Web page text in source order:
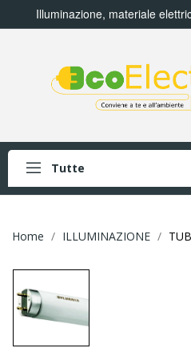
Illuminazione, materiale
Tutte
Home ILLUMINAZIONE